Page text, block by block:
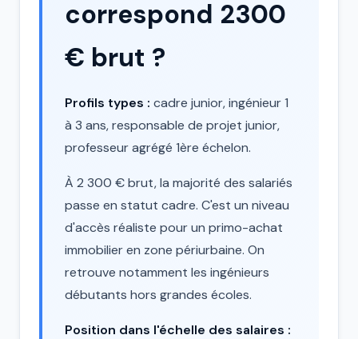
correspond 2300
€ brut ?
Profils types : cadre junior, ingénieur 1
à 3 ans, responsable de projet junior,
professeur agrégé 1ère échelon.
À 2 300 € brut, la majorité des salariés
passe en statut cadre. C'est un niveau
d'accès réaliste pour un primo-achat
immobilier en zone périurbaine. On
retrouve notamment les ingénieurs
débutants hors grandes écoles.
Position dans l'échelle des salaires :